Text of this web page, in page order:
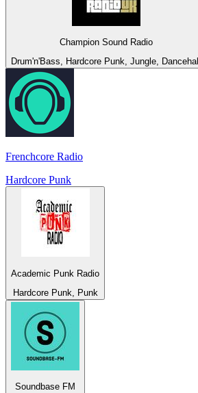
Champion Sound Radio
Drum'n'Bass, Hardcore Punk, Jungle, Dancehall
Frenchcore Radio
Hardcore Punk
Academic Punk Radio
Hardcore Punk, Punk
Soundbase FM